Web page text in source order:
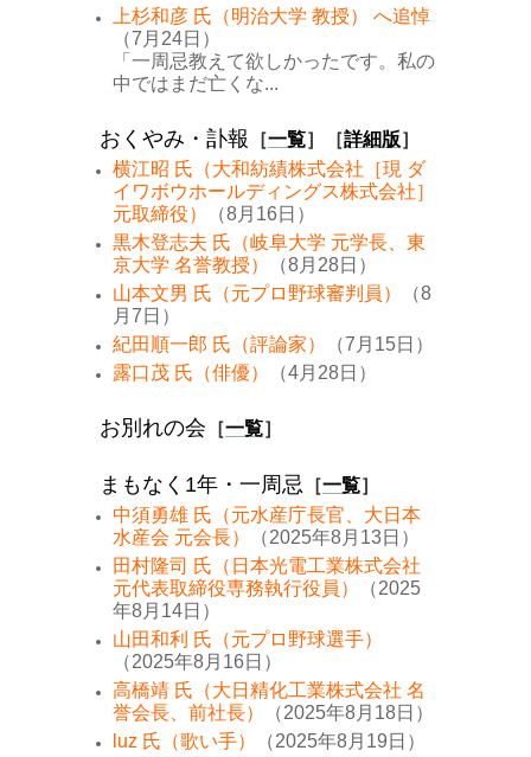
上杉和彦 氏（明治大学 教授） へ追悼
（7月24日）
「一周忌教えて欲しかったです。私の
中ではまだ亡くな...
おくやみ・訃報 ［一覧］［詳細版］
横江昭 氏（大和紡績株式会社［現 ダ
イワボウホールディングス株式会社］
元取締役）
（8月16日）
黒木登志夫 氏（岐阜大学 元学長、東
京大学 名誉教授）
（8月28日）
山本文男 氏（元プロ野球審判員）
（8
月7日）
紀田順一郎 氏（評論家）
（7月15日）
露口茂 氏（俳優）
（4月28日）
お別れの会 ［一覧］
まもなく1年・一周忌 ［一覧］
中須勇雄 氏（元水産庁長官、大日本
水産会 元会長）
（2025年8月13日）
田村隆司 氏（日本光電工業株式会社
元代表取締役専務執行役員）
（2025
年8月14日）
山田和利 氏（元プロ野球選手）
（2025年8月16日）
高橋靖 氏（大日精化工業株式会社 名
誉会長、前社長）
（2025年8月18日）
luz 氏（歌い手）
（2025年8月19日）